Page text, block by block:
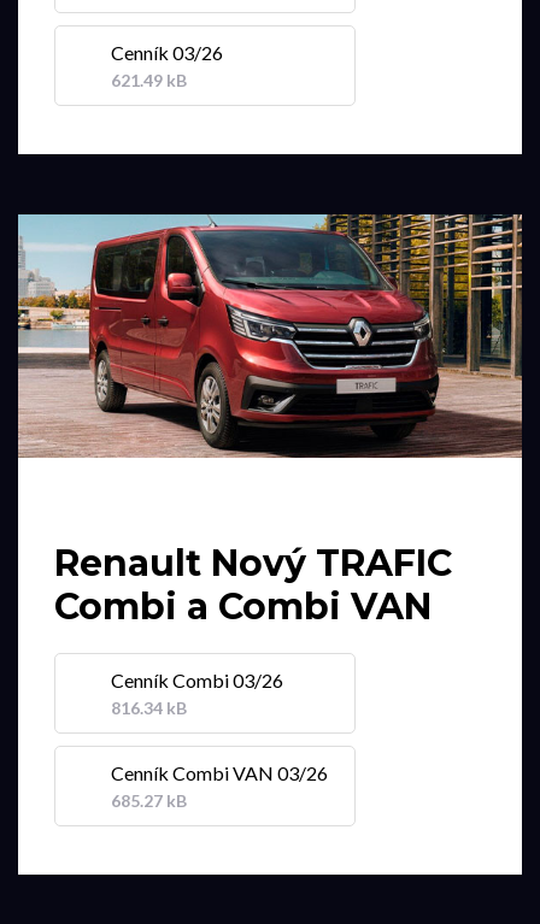
Cenník 03/26
621.49 kB
Renault Nový TRAFIC
Combi a Combi VAN
Cenník Combi 03/26
816.34 kB
Cenník Combi VAN 03/26
685.27 kB